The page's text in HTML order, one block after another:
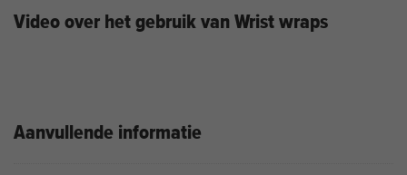
Video over het gebruik van Wrist wraps
Aanvullende informatie